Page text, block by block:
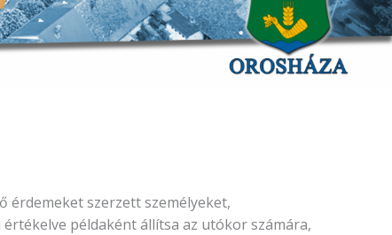
érdemeket szerzett személyeket,
példaként állítsa az utókor számára,